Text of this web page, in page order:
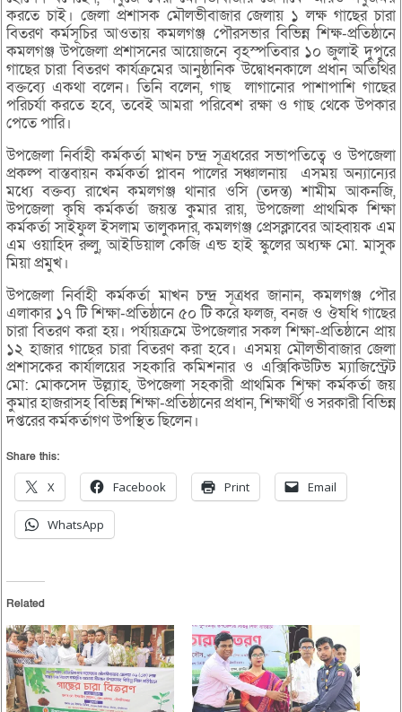
করতে চাই। জেলা প্রশাসক মৌলভীবাজার জেলায় ১ লক্ষ গাছের চারা
বিতরণ কর্মসূচির আওতায় কমলগঞ্জ পৌরসভার বিভিন্ন শিক্ষ-প্রতিষ্ঠানে
কমলগঞ্জ উপজেলা প্রশাসনের আয়োজনে বৃহস্পতিবার ১০ জুলাই দুপুরে
গাছের চারা বিতরণ কার্যক্রমের আনুষ্ঠানিক উদ্বোধনকালে প্রধান অতিথির
বক্তব্যে একথা বলেন। তিনি বলেন, গাছ লাগানোর পাশাপাশি গাছের
পরিচর্যা করতে হবে, তবেই আমরা পরিবেশ রক্ষা ও গাছ থেকে উপকার
পেতে পারি।
উপজেলা নির্বাহী কর্মকর্তা মাখন চন্দ্র সূত্রধরের সভাপতিত্বে ও উপজেলা
প্রকল্প বাস্তবায়ন কর্মকর্তা প্লাবন পালের সঞ্চালনায় এসময় অন্যান্যের
মধ্যে বক্তব্য রাখেন কমলগঞ্জ থানার ওসি (তদন্ত) শামীম আকনজি,
উপজেলা কৃষি কর্মকর্তা জয়ন্ত কুমার রায়, উপজেলা প্রাথমিক শিক্ষা
কর্মকর্তা সাইফুল ইসলাম তালুকদার, কমলগঞ্জ প্রেসক্লাবের আহ্বায়ক এম
এম ওয়াহিদ রুলু, আইডিয়াল কেজি এন্ড হাই স্কুলের অধ্যক্ষ মো. মাসুক
মিয়া প্রমুখ।
উপজেলা নির্বাহী কর্মকর্তা মাখন চন্দ্র সূত্রধর জানান, কমলগঞ্জ পৌর
এলাকার ১৭ টি শিক্ষা-প্রতিষ্ঠানে ৫০ টি করে ফলজ, বনজ ও ঔষধি গাছের
চারা বিতরণ করা হয়। পর্যায়ক্রমে উপজেলার সকল শিক্ষা-প্রতিষ্ঠানে প্রায়
১২ হাজার গাছের চারা বিতরণ করা হবে। এসময় মৌলভীবাজার জেলা
প্রশাসকের কার্যালয়ের সহকারি কমিশনার ও এক্সিকিউটিভ ম্যাজিস্ট্রেট
মো: মোকসেদ উল্ল্যাহ, উপজেলা সহকারী প্রাথমিক শিক্ষা কর্মকর্তা জয়
কুমার হাজরাসহ বিভিন্ন শিক্ষা-প্রতিষ্ঠানের প্রধান, শিক্ষার্থী ও সরকারী বিভিন্ন
দপ্তরের কর্মকর্তাগণ উপস্থিত ছিলেন।
Share this:
X Facebook Print Email
WhatsApp
Related